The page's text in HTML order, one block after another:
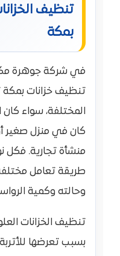
تنظيف
بمكة
في شركة جوهرة
تنظيف خزانات بمكة
المختلفة، سواء كان
كان في منزل صغير
منشأة تجارية. فكل
طريقة تعامل
وحالته وكمية
تنظيف الخزانات
بسبب تعرضها للأتربة